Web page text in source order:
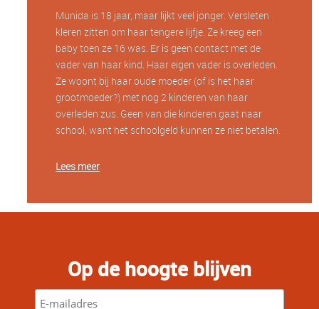
Munida is 18 jaar, maar lijkt veel jonger. Versleten
kleren zitten om haar tengere lijfje. Ze kreeg een
baby toen ze 16 was. Er is geen contact met de
vader van haar kind. Haar eigen vader is overleden.
Ze woont bij haar oude moeder (of is het haar
grootmoeder?) met nog 2 kinderen van haar
overleden zus. Geen van die kinderen gaat naar
school, want het schoolgeld kunnen ze niet betalen.
Lees meer
Op de hoogte blijven